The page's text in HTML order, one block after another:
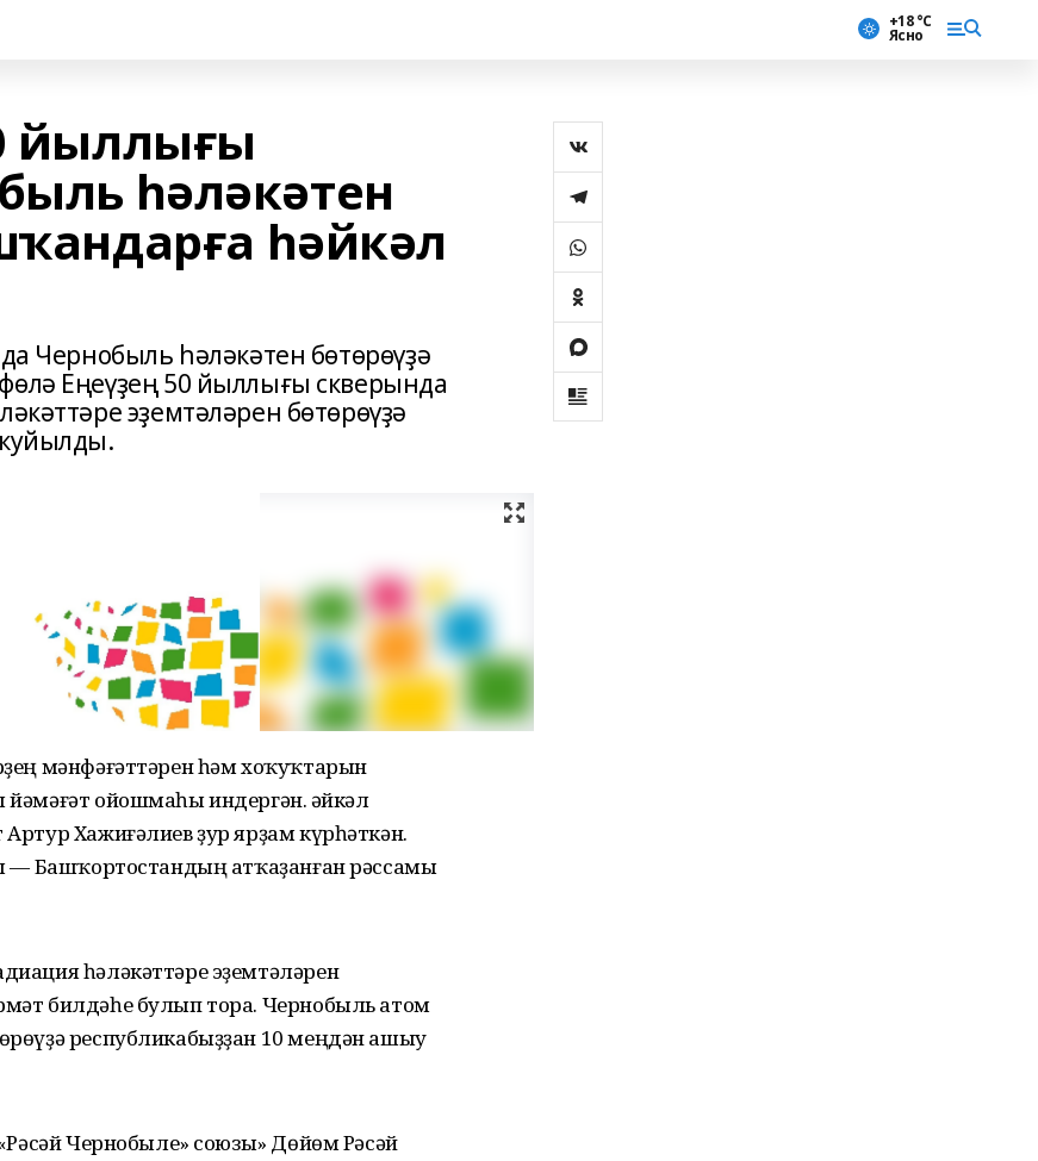
+18 °С
Ясно
йыллығы
һәләкәтен
һәйкәл
Чернобыль һәләкәтен бөтөрөүҙә
Еңеүҙең 50 йыллығы скверында
эҙемтәләрен бөтөрөүҙә
мәнфәғәттәрен һәм хоҡуҡтарын
ойошмаһы индергән. Һәйкәл
Хажиғәлиев ҙур ярҙам күрһәткән.
— Башҡортостандың атҡаҙанған рәссамы
һәләкәттәре эҙемтәләрен
билдәһе булып тора. Чернобыль атом
республикабыҙҙан 10 меңдән ашыу
Чернобыле» союзы» Дөйөм Рәсәй